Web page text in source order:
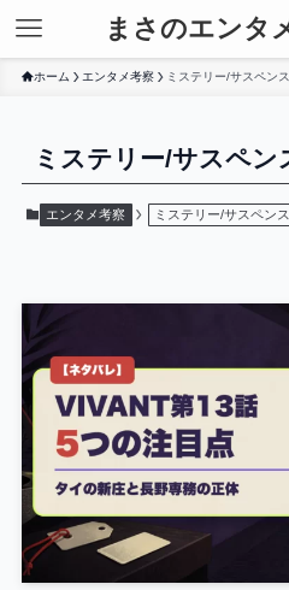
まさのエンタ
ホーム エンタメ考察 ミステリー/サスペンス
ミステリー/サスペン
エンタメ考察 ミステリー/サスペンス